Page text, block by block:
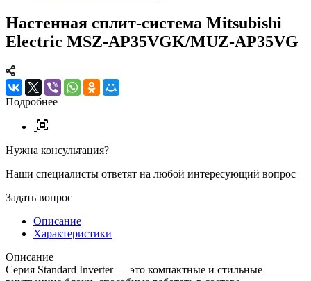
Настенная сплит-система Mitsubishi
Electric MSZ-AP35VGK/MUZ-AP35VG
Подробнее
Нужна консультация?
Наши специалисты ответят на любой интересующий вопрос
Задать вопрос
Описание
Характеристики
Описание
Серия Standard Inverter — это компактные и стильные